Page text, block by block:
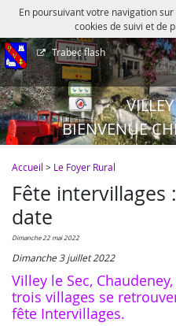
En poursuivant votre navigation
cookies de suivi et de
Trabec flash
BIENVENUE
Accueil > Le Foyer Rural
Fête intervillages
date
dimanche 22 mai 2022
Dimanche 3 juillet 2022
Villey le Sec,
trois villages se
fête Intervillages.